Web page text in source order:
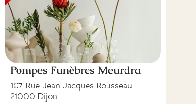
Pompes Funèbres Meurdra
107 Rue Jean Jacques Rousseau
21000 Dijon